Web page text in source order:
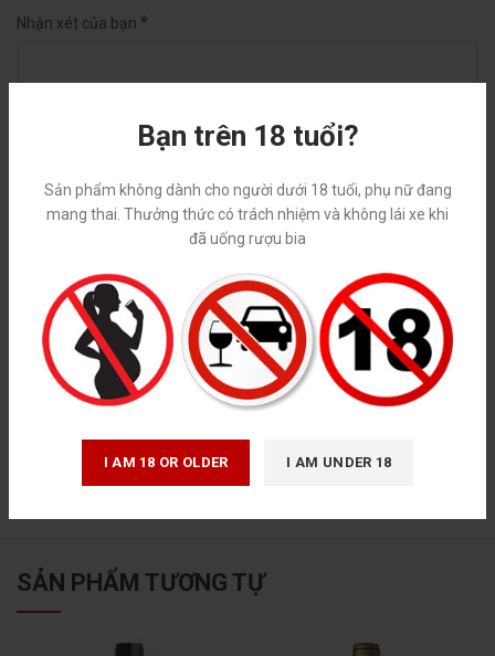
Bạn trên 18 tuổi?
Sản phẩm không dành cho người dưới 18 tuổi, phụ nữ đang
mang thai. Thưởng thức có trách nhiệm và không lái xe khi
đã uống rượu bia
I AM 18 OR OLDER I AM UNDER 18
Nhận xét của bạn *
Email
SẢN PHẨM TƯƠNG TỰ